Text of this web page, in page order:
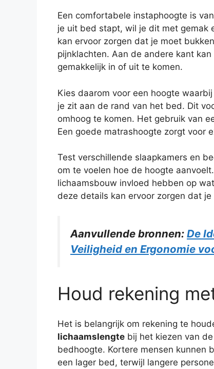
Een comfortabele instaphoogte is
je uit bed stapt, wil je dit met gemak
kan ervoor zorgen dat je moet
pijnklachten. Aan de andere kant
gemakkelijk in of uit te komen.
Kies daarom voor een hoogte
je zit aan de rand van het bed. Dit
omhoog te komen. Het gebruik van
Een goede matrashoogte zorgt voor
Test verschillende slaapkamers en
om te voelen hoe de hoogte
lichaamsbouw invloed hebben op
deze details kan ervoor zorgen dat
Aanvullende bronnen: De
Veiligheid en Ergonomie
Houd rekening
Het is belangrijk om rekening te
lichaamslengte bij het kiezen van
bedhoogte. Kortere mensen kunnen
een lager bed, terwijl langere